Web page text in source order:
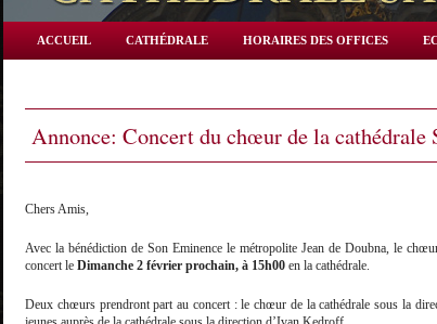
ACCUEIL CATHÉDRALE HORAIRES DES OFFICES
Annonce: Concert du chœur de la cathédrale
Chers Amis,
Avec la bénédiction de Son Eminence le métropolite Jean de Doubna, le
concert le Dimanche 2 février prochain, à 15h00 en la cathédrale.
Deux chœurs prendront part au concert : le chœur de la cathédrale sous la